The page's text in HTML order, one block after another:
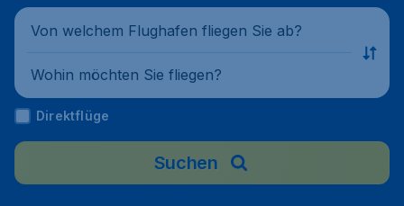
Von welchem Flughafen fliegen Sie ab?
Wohin möchten Sie fliegen?
Direktflüge
Suchen